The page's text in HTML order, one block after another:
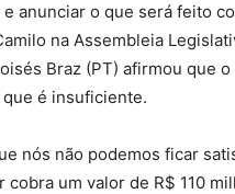
anunciar o que será feito
na Assembleia
Braz (PT) afirmou que
é insuficiente.
nós não podemos ficar
cobra um valor de R$ 110